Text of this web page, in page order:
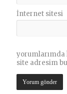
İnternet sitesi
yorumlarımda
site adresim